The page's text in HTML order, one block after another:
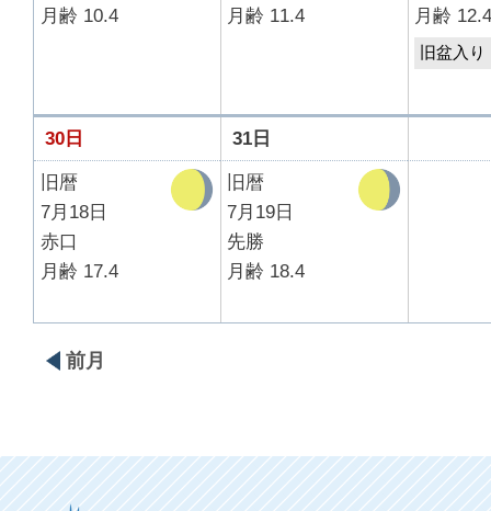
月齢 10.4
月齢 11.4
月齢 12.4
旧盆入り
30日
31日
旧暦
7月18日
赤口
月齢 17.4
旧暦
7月19日
先勝
月齢 18.4
前月